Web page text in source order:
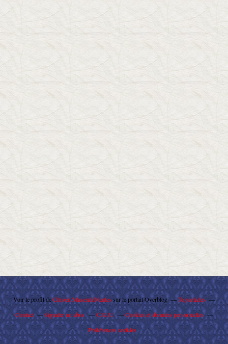
Voir le profil deCitroën Maserati Nantessur le portail Overblog
Top articles
Contact
Signaler un abus C.G.U.
Cookies et données personnelles
Préférences cookies